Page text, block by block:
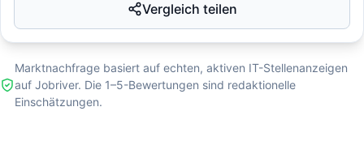
Vergleich teilen
Marktnachfrage basiert auf echten, aktiven IT-Stellenanzeigen
auf Jobriver. Die 1–5-Bewertungen sind redaktionelle
Einschätzungen.